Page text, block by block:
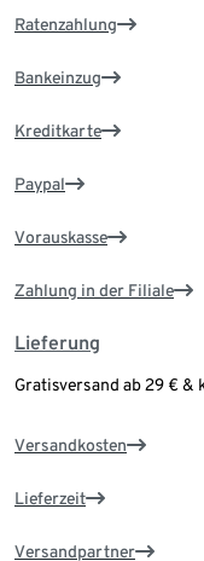
Ratenzahlung
Bankeinzug
Kreditkarte
Paypal
Vorauskasse
Zahlung in der Filiale
Lieferung
Gratisversand ab 29 € &
Versandkosten
Lieferzeit
Versandpartner